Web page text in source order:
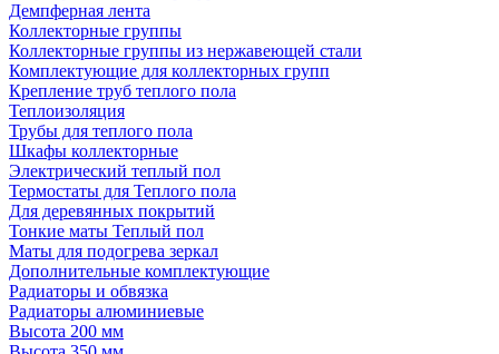
Демпферная лента
Коллекторные группы
Коллекторные группы из нержавеющей стали
Комплектующие для коллекторных групп
Крепление труб теплого пола
Теплоизоляция
Трубы для теплого пола
Шкафы коллекторные
Электрический теплый пол
Термостаты для Теплого пола
Для деревянных покрытий
Тонкие маты Теплый пол
Маты для подогрева зеркал
Дополнительные комплектующие
Радиаторы и обвязка
Радиаторы алюминиевые
Высота 200 мм